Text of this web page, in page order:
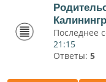
Последнее
21:15
Ответы: 5